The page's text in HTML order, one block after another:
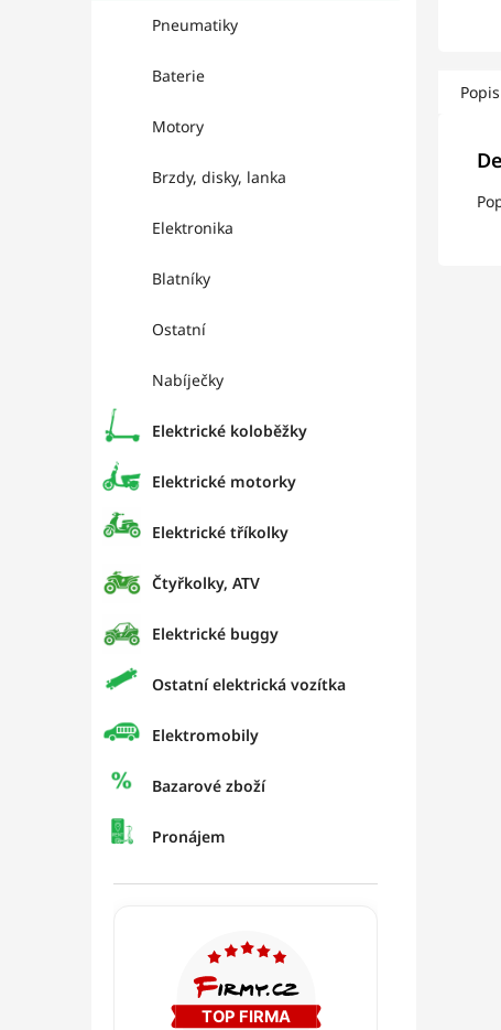
Pneumatiky
Baterie
Motory
Brzdy, disky, lanka
Elektronika
Blatníky
Ostatní
Nabíječky
Elektrické koloběžky
Elektrické motorky
Elektrické tříkolky
Čtyřkolky, ATV
Elektrické buggy
Ostatní elektrická vozítka
Elektromobily
Bazarové zboží
Pronájem
Popis